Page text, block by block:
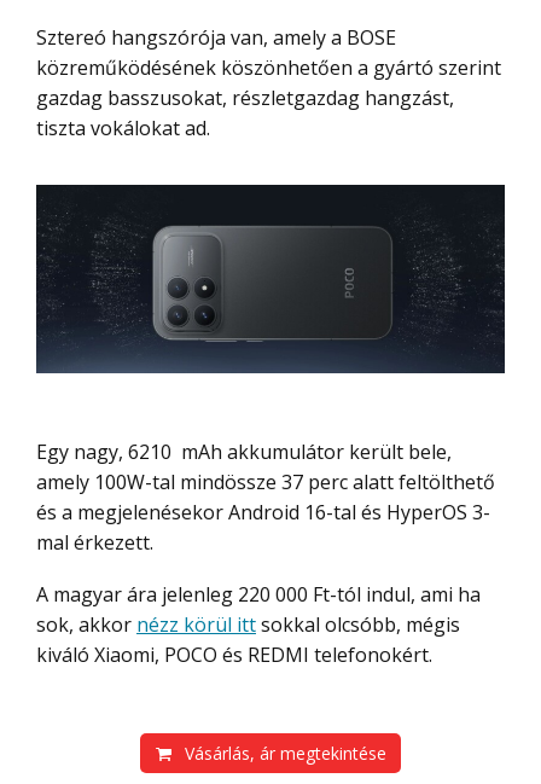
Sztereó hangszórója van, amely a BOSE
közreműködésének köszönhetően a gyártó szerint
gazdag basszusokat, részletgazdag hangzást,
tiszta vokálokat ad.
Egy nagy, 6210 mAh akkumulátor került bele,
amely 100W-tal mindössze 37 perc alatt feltölthető
és a megjelenésekor Android 16-tal és HyperOS 3-
mal érkezett.
A magyar ára jelenleg 220 000 Ft-tól indul, ami ha
sok, akkor nézz körül ittsokkal olcsóbb, mégis
kiváló Xiaomi, POCO és REDMI telefonokért.
Vásárlás, ár megtekintése